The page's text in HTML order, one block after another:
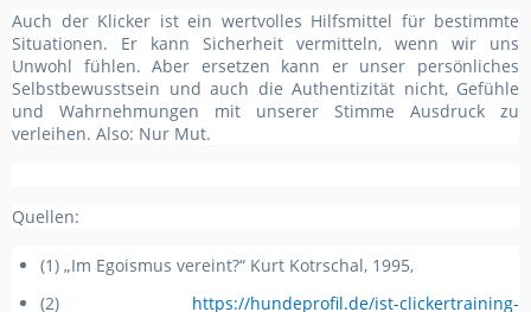
Auch der Klicker ist ein wertvolles Hilfsmittel für bestimmte
Situationen. Er kann Sicherheit vermitteln, wenn wir uns
Unwohl fühlen. Aber ersetzen kann er unser persönliches
Selbstbewusstsein und auch die Authentizität nicht, Gefühle
und Wahrnehmungen mit unserer Stimme Ausdruck zu
verleihen. Also: Nur Mut.
Quellen:
(1) „Im Egoismus vereint?“ Kurt Kotrschal, 1995,
(2) https://hundeprofil.de/ist-clickertraining-